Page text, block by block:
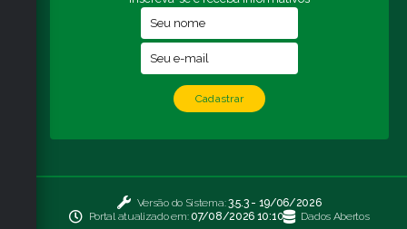
Cadastrar
Versão do Sistema:3.5.3 - 19/06/2026
Portal atualizado em: 07/08/2026 10:10 Dados Abertos